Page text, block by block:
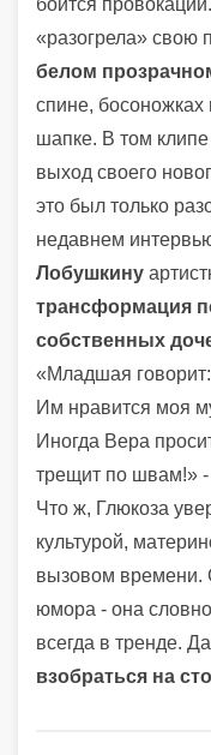
«разогрела» свою
белом
спине, босоножках
шапке. В том
выход своего
это был только
недавнем
Лобушкину
трансформация
собственных
«Младшая
Им нравится моя
Иногда Вера
трещит по швам!» -
Что ж, Глюкоза
культурой,
вызовом времени.
юмора - она
всегда в тренде.
взобраться на